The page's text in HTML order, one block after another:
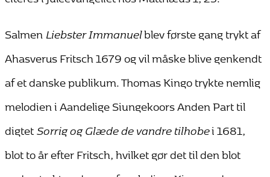
Salmen Liebster Immanuelblev første gang trykt af
Ahasverus Fritsch 1679 og vil måske blive genkendt
af et danske publikum. Thomas Kingo trykte nemlig
melodien i Aandelige Siungekoors Anden Part til
digtetSorrig og Glæde de vandre tilhobei 1681,
blot to år efter Fritsch, hvilket gør det til den blot